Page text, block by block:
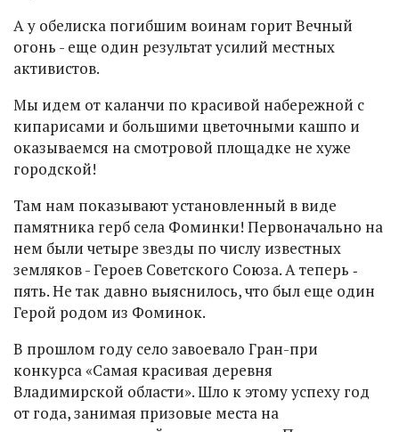
А у обелиска погибшим воинам горит Вечный
огонь - еще один результат усилий местных
активистов.
Мы идем от каланчи по красивой набережной с
кипарисами и большими цветочными кашпо и
оказываемся на смотровой площадке не хуже
городской!
Там нам показывают установленный в виде
памятника герб села Фоминки! Первоначально на
нем были четыре звезды по числу известных
земляков - Героев Советского Союза. А теперь ‑
пять. Не так давно выяснилось, что был еще один
Герой родом из Фоминок.
В прошлом году село завоевало Гран-при
конкурса «Самая красивая деревня
Владимирской области». Шло к этому успеху год
от года, занимая призовые места на